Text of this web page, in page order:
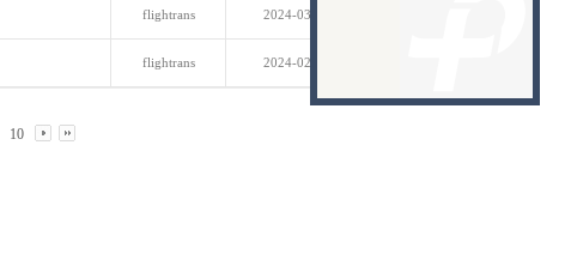
flightrans 2024-03-22
flightrans 2024-02-01
10